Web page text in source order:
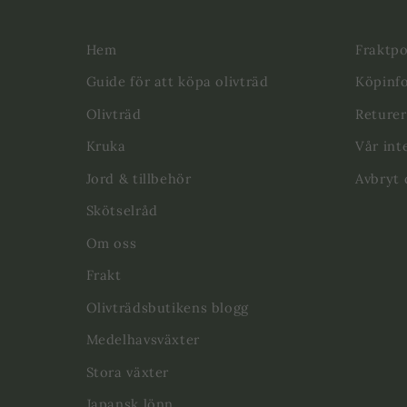
Hem
Guide för att köpa olivträd
Olivträd
Kruka
Jord & tillbehör
Skötselråd
Om oss
Frakt
Olivträdsbutikens blogg
Medelhavsväxter
Stora växter
Köpinfo
Returer
Vår
Avbryt